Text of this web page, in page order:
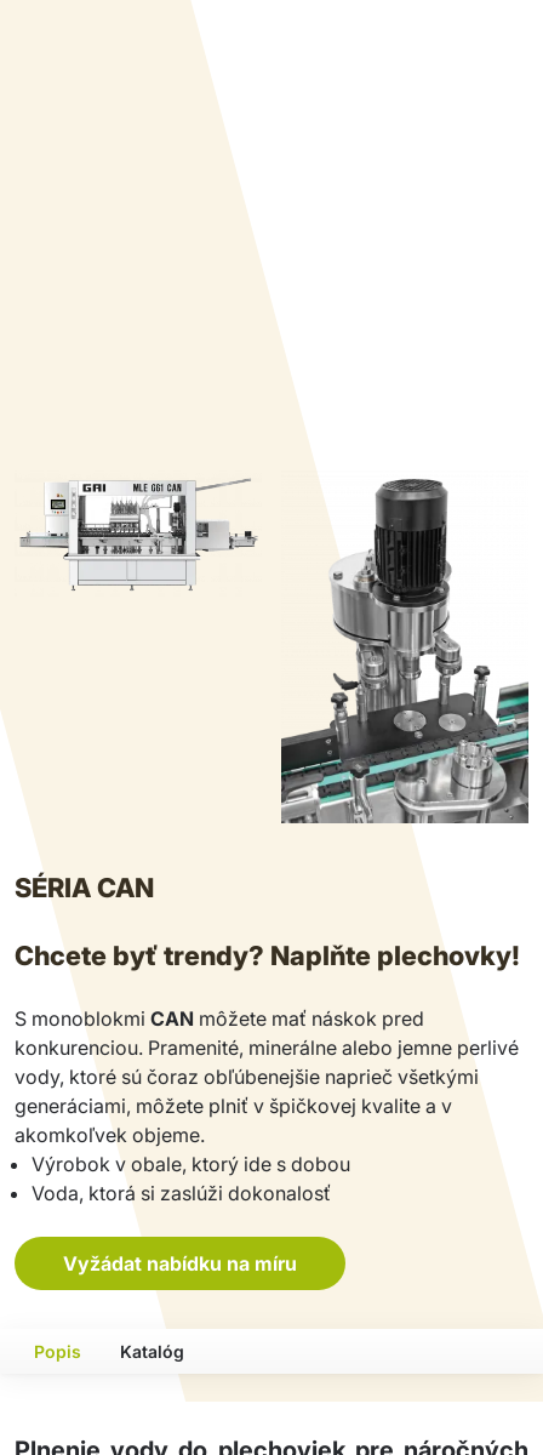
SÉRIA CAN
Chcete byť trendy? Naplňte plechovky!
S monoblokmi CAN môžete mať náskok pred
konkurenciou. Pramenité, minerálne alebo jemne perlivé
vody, ktoré sú čoraz obľúbenejšie naprieč všetkými
generáciami, môžete plniť v špičkovej kvalite a v
akomkoľvek objeme.
Výrobok v obale, ktorý ide s dobou
Voda, ktorá si zaslúži dokonalosť
Vyžádat nabídku na míru
Popis Katalóg